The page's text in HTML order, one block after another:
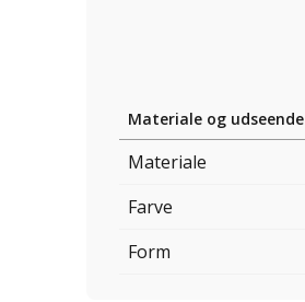
Materiale og udseende
Materiale
Farve
Form